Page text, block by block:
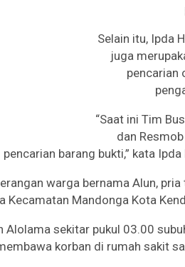
Selain itu, Ipda
juga
pencarian
“Saat ini Tim
dan
pencarian barang bukti,” kata Ipda
warga bernama Alun,
Kecamatan Mandonga Kota
Alolama sekitar pukul 03.00
korban di rumah sakit